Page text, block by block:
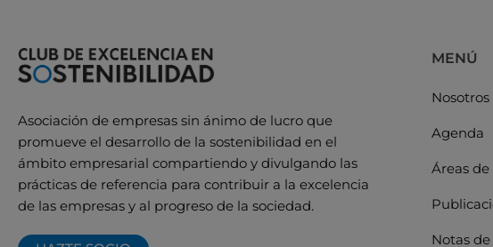
Asociación de empresas sin ánimo de lucro que
promueve el desarrollo de la sostenibilidad en el
ámbito empresarial compartiendo y divulgando las
prácticas de referencia para contribuir a la excelencia
de las empresas y al progreso de la sociedad.
MENÚ
Nosotros
Agenda
Áreas
Notas